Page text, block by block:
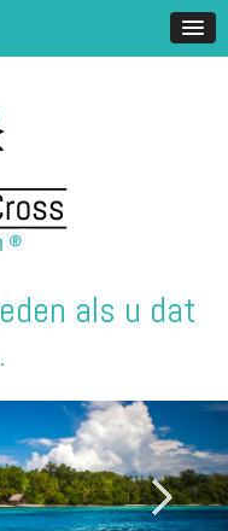
als u dat